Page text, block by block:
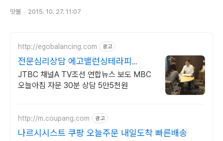
맛볼 2015. 10. 27. 11:07
http://egobalancing.com 광고
전문심리상담 에고밸런싱테라피
JTBC 채널A TV조선소개
JTBC 채널A TV조선 연합뉴스 보도 MBC
오늘아침 자문 30분 상담 5만5천원
http://m.coupang.com 광고
나르시시스트 쿠팡 오늘주문 내일도착 빠른배송